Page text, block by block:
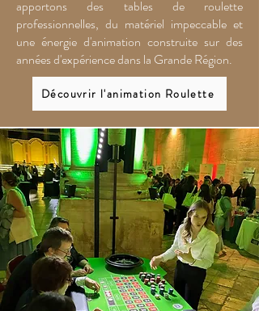
apportons des tables de roulette
professionnelles, du matériel impeccable et
une énergie d'animation construite sur des
années d'expérience dans la Grande Région.
Découvrir l'animation Roulette